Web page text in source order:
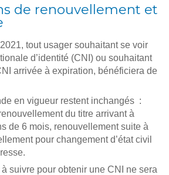
de renouvellement et
tout usager souhaitant se voir
d’identité (CNI) ou souhaitant
arrivée à expiration, bénéficiera de
en vigueur restent inchangés :
du titre arrivant à
de 6 mois, renouvellement suite à
pour changement d’état civil
à suivre pour obtenir une CNI ne sera